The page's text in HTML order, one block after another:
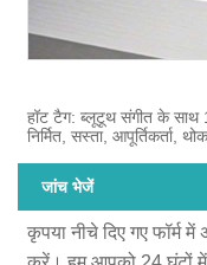
हॉट टैग: ब्लूटूथ संगीत के साथ
निर्मित, सस्ता, आपूर्तिकर्ता,
जांच भेजें
कृपया नीचे दिए गए फॉर्म